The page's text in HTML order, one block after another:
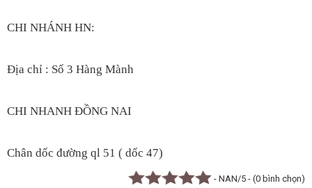
CHI NHÁNH HN:
Địa chỉ : Số 3 Hàng Mành
CHI NHANH ĐỒNG NAI
Chân dốc đường ql 51 ( dốc 47)
- NAN/5 - (0 bình chọn)